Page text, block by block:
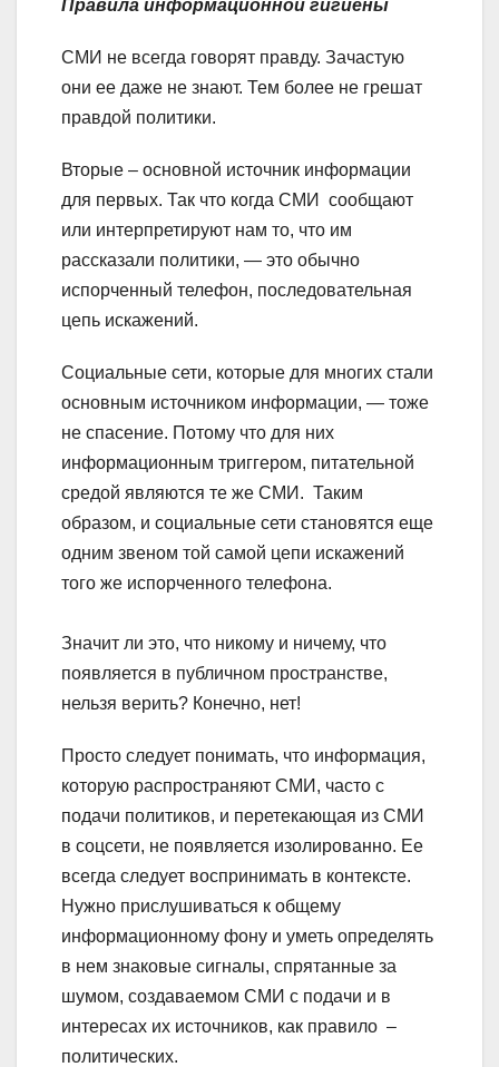
Правила информационной гигиены
СМИ не всегда говорят правду. Зачастую
они ее даже не знают. Тем более не грешат
правдой политики.
Вторые – основной источник информации
для первых. Так что когда СМИ сообщают
или интерпретируют нам то, что им
рассказали политики, — это обычно
испорченный телефон, последовательная
цепь искажений.
Социальные сети, которые для многих стали
основным источником информации, — тоже
не спасение. Потому что для них
информационным триггером, питательной
средой являются те же СМИ. Таким
образом, и социальные сети становятся еще
одним звеном той самой цепи искажений
того же испорченного телефона.
Значит ли это, что никому и ничему, что
появляется в публичном пространстве,
нельзя верить? Конечно, нет!
Просто следует понимать, что информация,
которую распространяют СМИ, часто с
подачи политиков, и перетекающая из СМИ
в соцсети, не появляется изолированно. Ее
всегда следует воспринимать в контексте.
Нужно прислушиваться к общему
информационному фону и уметь определять
в нем знаковые сигналы, спрятанные за
шумом, создаваемом СМИ с подачи и в
интересах их источников, как правило –
политических.